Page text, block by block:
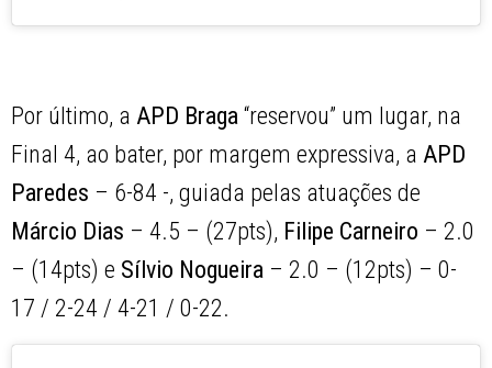
Por último, a APD Braga “reservou” um lugar, na
Final 4, ao bater, por margem expressiva, a APD
Paredes – 6-84 -, guiada pelas atuações de
Márcio Dias – 4.5 – (27pts), Filipe Carneiro – 2.0
– (14pts) e Sílvio Nogueira – 2.0 – (12pts) – 0-
17 / 2-24 / 4-21 / 0-22.